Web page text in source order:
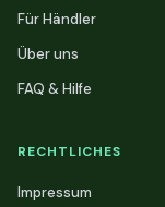
Für Händler
Über uns
FAQ & Hilfe
RECHTLICHES
Impressum